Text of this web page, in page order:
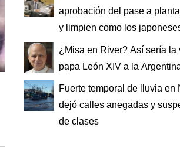
aprobación del pase a
y limpien como los
¿Misa en River? Así sería la
papa León XIV a la
Fuerte temporal de lluvia en
dejó calles anegadas y
de clases